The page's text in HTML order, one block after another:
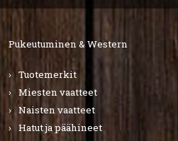
Pukeutuminen & Western
Tuotemerkit
Miesten vaatteet
Naisten vaatteet
Hatut ja päähineet